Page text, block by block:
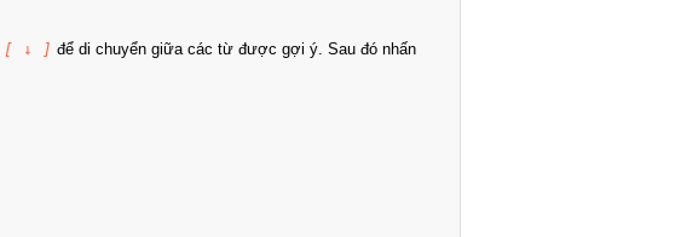
[ ↓ ] để di chuyển giữa các từ được gợi ý. Sau đó nhấn